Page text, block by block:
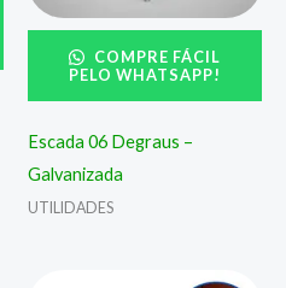
COMPRE FÁCIL
PELO WHATSAPP!
Escada 06 Degraus –
Galvanizada
UTILIDADES